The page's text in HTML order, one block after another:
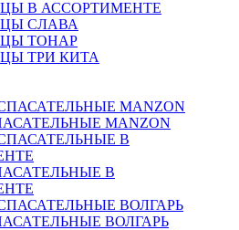
В АССОРТИМЕНТЕ
СЛАВА
ТОНАР
ТРИ КИТА
MANZON
В
ВОЛГАРЬ